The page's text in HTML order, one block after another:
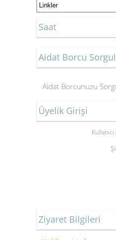
Saat
Aidat Borcu
Aidat Borcunuzu
Üyelik Girişi
Kullanıcı
Ziyaret Bilgileri